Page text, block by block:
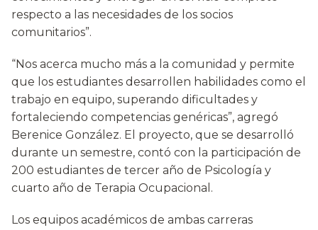
respecto a las necesidades de los socios
comunitarios”.
“Nos acerca mucho más a la comunidad y permite
que los estudiantes desarrollen habilidades como el
trabajo en equipo, superando dificultades y
fortaleciendo competencias genéricas”, agregó
Berenice González. El proyecto, que se desarrolló
durante un semestre, contó con la participación de
200 estudiantes de tercer año de Psicología y
cuarto año de Terapia Ocupacional.
Los equipos académicos de ambas carreras